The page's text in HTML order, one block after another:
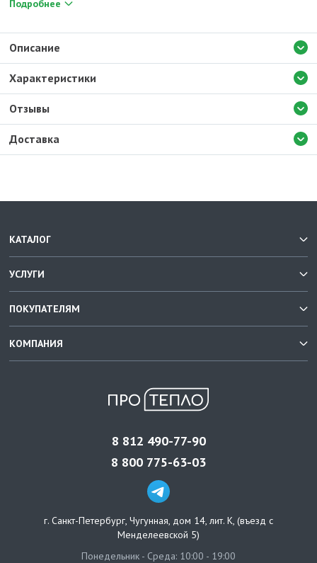
Подробнее
Доставка
Описание
Характеристики
Отзывы
КАТАЛОГ
УСЛУГИ
ПОКУПАТЕЛЯМ
КОМПАНИЯ
8 812 490-77-90
8 800 775-63-03
г. Санкт-Петербург, Чугунная, дом 14, лит. К, (въезд с
Менделеевской 5)
Понедельник - Среда: 10:00 - 19:00